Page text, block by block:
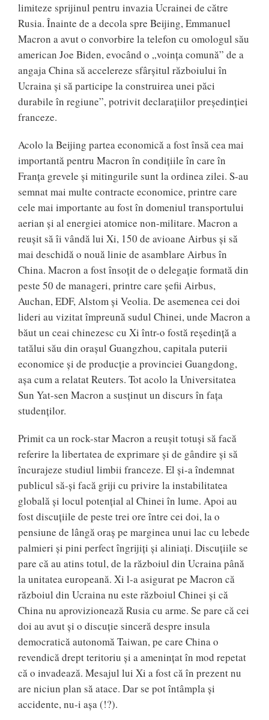
limiteze sprijinul pentru invazia Ucrainei de către
Rusia. Înainte de a decola spre Beijing, Emmanuel
Macron a avut o convorbire la telefon cu omologul său
american Joe Biden, evocând o „voința comună” de a
angaja China să accelereze sfârșitul războiului în
Ucraina şi să participe la construirea unei păci
durabile în regiune”, potrivit declarațiilor președinției
franceze.
Acolo la Beijing partea economică a fost însă cea mai
importantă pentru Macron în condițiile în care în
Franța grevele și mitingurile sunt la ordinea zilei. S-au
semnat mai multe contracte economice, printre care
cele mai importante au fost în domeniul transportului
aerian și al energiei atomice non-militare. Macron a
reușit să îi vândă lui Xi, 150 de avioane Airbus şi să
mai deschidă o nouă linie de asamblare Airbus în
China. Macron a fost însoțit de o delegație formată din
peste 50 de manageri, printre care șefii Airbus,
Auchan, EDF, Alstom și Veolia. De asemenea cei doi
lideri au vizitat împreună sudul Chinei, unde Macron a
băut un ceai chinezesc cu Xi într-o fostă reședință a
tatălui său din orașul Guangzhou, capitala puterii
economice și de producție a provinciei Guangdong,
așa cum a relatat Reuters. Tot acolo la Universitatea
Sun Yat-sen Macron a susținut un discurs în fața
studenților.
Primit ca un rock-star Macron a reușit totuși să facă
referire la libertatea de exprimare și de gândire și să
încurajeze studiul limbii franceze. El și-a îndemnat
publicul să-și facă griji cu privire la instabilitatea
globală și locul potențial al Chinei în lume. Apoi au
fost discuțiile de peste trei ore între cei doi, la o
pensiune de lângă oraș pe marginea unui lac cu lebede
palmieri și pini perfect îngrijiți și aliniați. Discuțiile se
pare că au atins totul, de la războiul din Ucraina până
la unitatea europeană. Xi l-a asigurat pe Macron că
războiul din Ucraina nu este războiul Chinei și că
China nu aprovizionează Rusia cu arme. Se pare că cei
doi au avut și o discuție sinceră despre insula
democratică autonomă Taiwan, pe care China o
revendică drept teritoriu și a amenințat în mod repetat
că o invadează. Mesajul lui Xi a fost că în prezent nu
are niciun plan să atace. Dar se pot întâmpla și
accidente, nu-i așa (!?).